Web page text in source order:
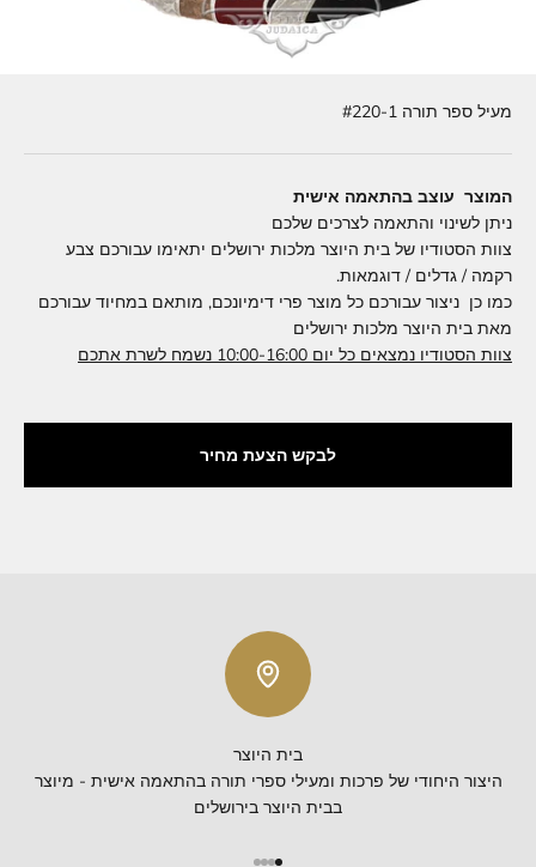
מעיל ספר תורה #220-1
המוצר עוצב בהתאמה אישית
ניתן לשינוי והתאמה לצרכים שלכם
צוות הסטודיו של בית היוצר מלכות ירושלים יתאימו עבורכם צבע
רקמה / גדלים / דוגמאות.
כמו כן ניצור עבורכם כל מוצר פרי דימיונכם, מותאם במחיוד עבורכם
מאת בית היוצר מלכות ירושלים
צוות הסטודיו נמצאים כל יום 10:00-16:00 נשמח לשרת אתכם
לבקש הצעת מחיר
בית היוצר
היצור היחודי של פרכות ומעילי ספרי תורה בהתאמה אישית - מיוצר
בבית היוצר בירושלים